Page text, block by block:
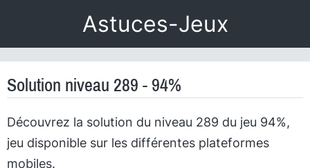
Astuces-Jeux
Solution niveau 289 - 94%
Découvrez la solution du niveau 289 du jeu 94%,
jeu disponible sur les différentes plateformes
mobiles.